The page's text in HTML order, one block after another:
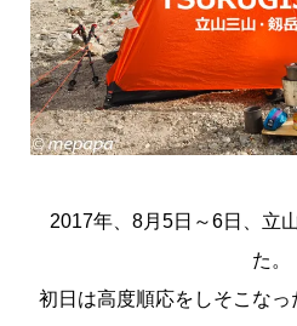
2017年、8月5日～6日、立
た。
初日は高度順応をしそこなっ